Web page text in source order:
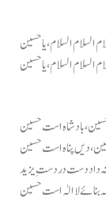
بادشاہ است حسین
دیں پناہ است حسین
داد دست در دستِ یزید
بنائے لا الٰہ است حسین